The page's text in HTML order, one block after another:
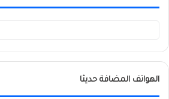
الهواتف المضافة حديثا